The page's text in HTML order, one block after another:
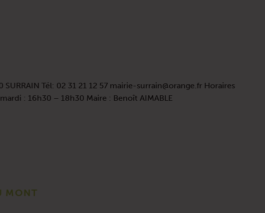
SURRAIN Tél: 02 31 21 12 57 mairie-surrain@orange.fr Horaires
: 16h30 – 18h30 Maire : Benoît AIMABLE
MONT